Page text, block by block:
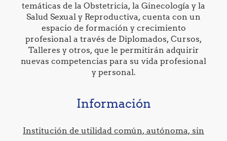
temáticas de la Obstetricia, la Ginecología y la
Salud Sexual y Reproductiva, cuenta con un
espacio de formación y crecimiento
profesional a través de Diplomados, Cursos,
Talleres y otros, que le permitirán adquirir
nuevas competencias para su vida profesional
y personal.
Información
Institución de utilidad común, autónoma, sin